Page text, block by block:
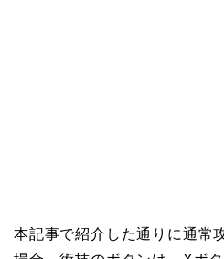
本記事で紹介した通りに通常